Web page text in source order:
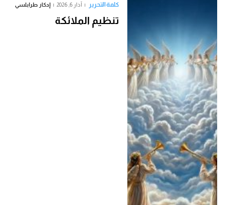
كلمة التحرير آذار 6, 2026 إدكار طرابلسي
تنظيم الملائكة